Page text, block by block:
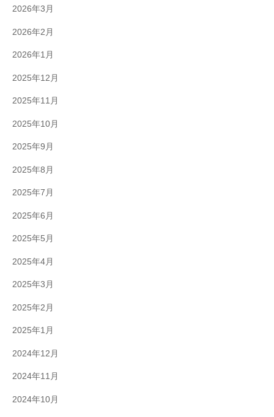
2026年3月
2026年2月
2026年1月
2025年12月
2025年11月
2025年10月
2025年9月
2025年8月
2025年7月
2025年6月
2025年5月
2025年4月
2025年3月
2025年2月
2025年1月
2024年12月
2024年11月
2024年10月